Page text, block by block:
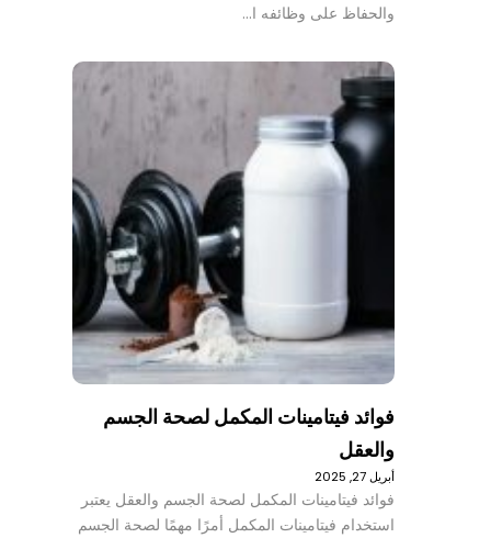
والحفاظ على وظائفه ا…
فوائد فيتامينات المكمل لصحة الجسم
والعقل
أبريل 27, 2025
فوائد فيتامينات المكمل لصحة الجسم والعقل يعتبر
استخدام فيتامينات المكمل أمرًا مهمًا لصحة الجسم